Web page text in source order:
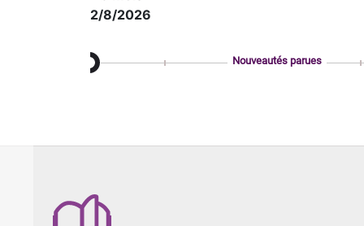
2/8/2026
Nouveautés parues